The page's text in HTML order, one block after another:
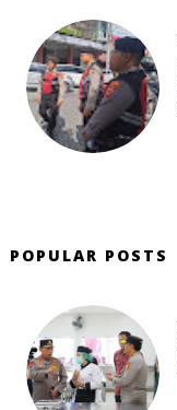
POPULAR POSTS